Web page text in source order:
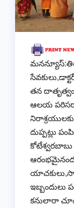
తన
ఆలయ
దుప్పట్లు
ఇబ్బందులు
కనులారా